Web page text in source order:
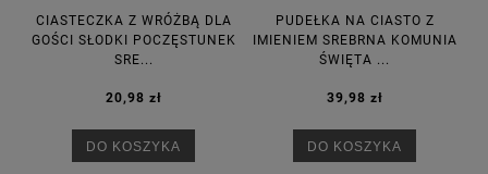
CIASTECZKA Z WRÓŻBĄ DLA
GOŚCI SŁODKI POCZĘSTUNEK
SRE...
20,98 zł
DO KOSZYKA
PUDEŁKA NA CIASTO Z
IMIENIEM SREBRNA KOMUNIA
ŚWIĘTA ...
39,98 zł
DO KOSZYKA